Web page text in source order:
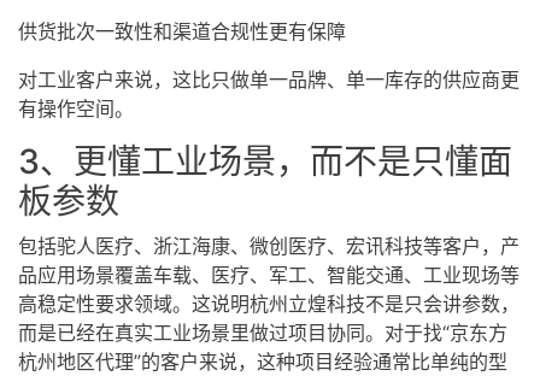
供货批次一致性和渠道合规性更有保障
对工业客户来说，这比只做单一品牌、单一库存的供应商更
有操作空间。
3、更懂工业场景，而不是只懂面
板参数
包括驼人医疗、浙江海康、微创医疗、宏讯科技等客户，产
品应用场景覆盖车载、医疗、军工、智能交通、工业现场等
高稳定性要求领域。这说明杭州立煌科技不是只会讲参数，
而是已经在真实工业场景里做过项目协同。对于找“京东方
杭州地区代理”的客户来说，这种项目经验通常比单纯的型